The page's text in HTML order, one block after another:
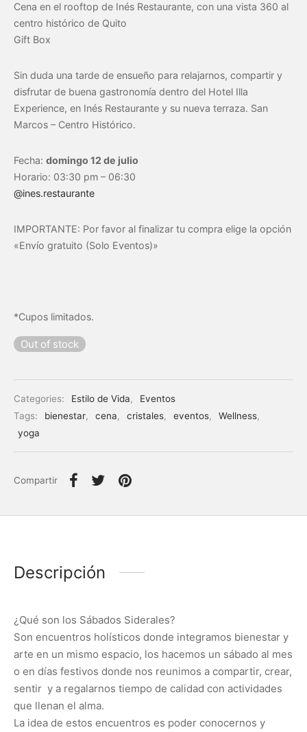
Cena en el rooftop de Inés Restaurante, con una vista 360 al
centro histórico de Quito
Gift Box
Sin duda una tarde de ensueño para relajarnos, compartir y
disfrutar de buena gastronomía dentro del Hotel Illa
Experience, en Inés Restaurante y su nueva terraza. San
Marcos – Centro Histórico.
Fecha: domingo 12 de julio
Horario: 03:30 pm – 06:30
@ines.restaurante
IMPORTANTE: Por favor al finalizar tu compra elige la opción
«Envío gratuito (Solo Eventos)»
*Cupos limitados.
Out of stock
Categories: Estilo de Vida,
Eventos
Tags:
bienestar, cena, cristales, eventos, Wellness,
yoga
Compartir
Descripción
¿Qué son los Sábados Siderales?
Son encuentros holísticos donde integramos bienestar y
arte en un mismo espacio, los hacemos un sábado al mes
o en días festivos donde nos reunimos a compartir, crear,
sentir y a regalarnos tiempo de calidad con actividades
que llenan el alma.
La idea de estos encuentros es poder conocernos y